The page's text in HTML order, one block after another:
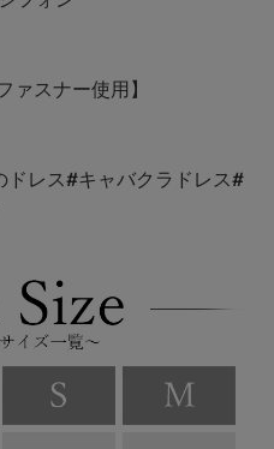
ァスナー使用】
レス#キャバクラドレス#